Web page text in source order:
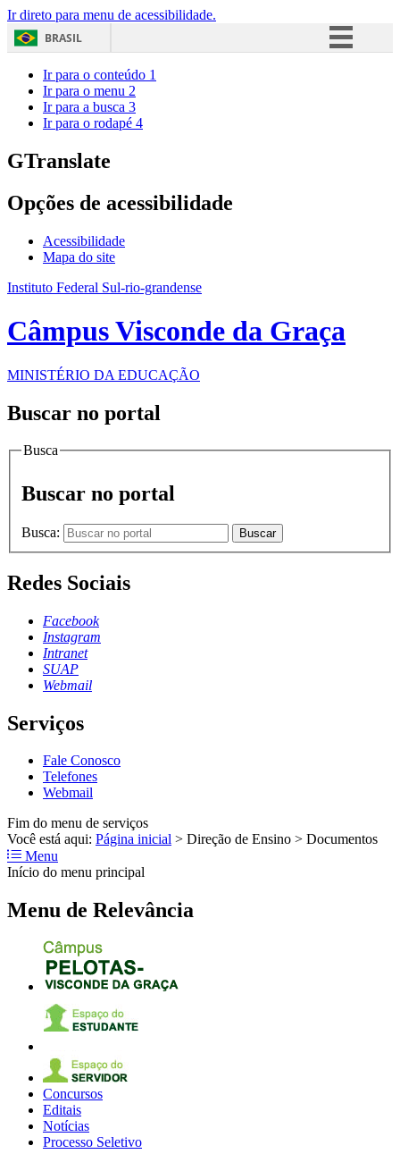
Ir direto para menu de acessibilidade.
BRASIL
Ir para o conteúdo 1
Ir para o menu 2
Ir para a busca 3
Ir para o rodapé 4
GTranslate
Opções de acessibilidade
Acessibilidade
Mapa do site
Instituto Federal Sul-rio-grandense
Câmpus Visconde da Graça
MINISTÉRIO DA EDUCAÇÃO
Buscar no portal
Busca
Buscar no portal
Busca: Buscar
Redes Sociais
Facebook
Instagram
Intranet
SUAP
Webmail
Serviços
Fale Conosco
Telefones
Webmail
Fim do menu de serviços
Você está aqui: Página inicial > Direção de Ensino > Documentos
Menu
Início do menu principal
Menu de Relevância
Concursos
Editais
Notícias
Processo Seletivo